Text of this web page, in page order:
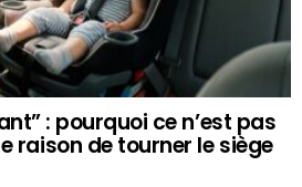
: pourquoi ce n’est pas
raison de tourner le siège